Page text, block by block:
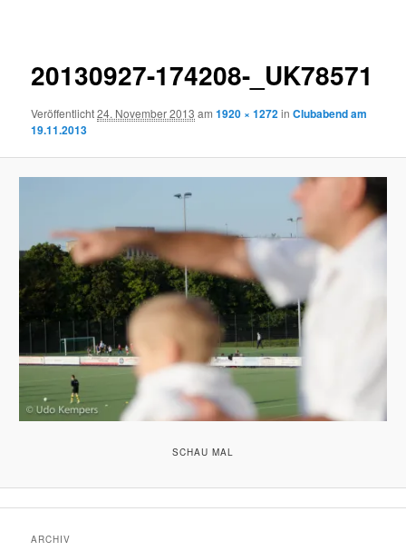
20130927-174208-_UK78571
Veröffentlicht24. November 2013 am1920 × 1272inClubabend am
19.11.2013
SCHAU MAL
ARCHIV